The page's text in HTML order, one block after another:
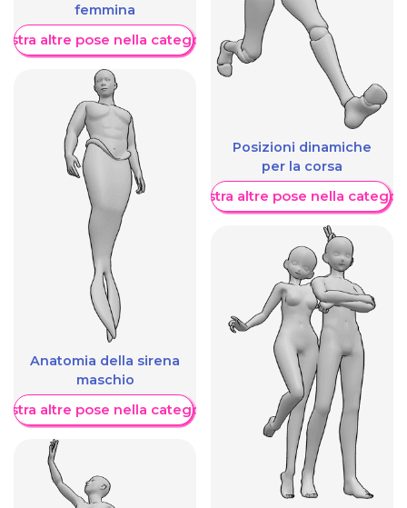
femmina
altre pose nella categoria
Anatomia della sirena
maschio
altre pose nella categoria
Posizioni dinamiche
per la corsa
Mostra altre pose nella